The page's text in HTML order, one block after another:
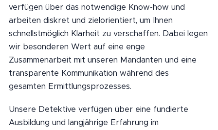
verfügen über das notwendige Know-how und
arbeiten diskret und zielorientiert, um Ihnen
schnellstmöglich Klarheit zu verschaffen. Dabei legen
wir besonderen Wert auf eine enge
Zusammenarbeit mit unseren Mandanten und eine
transparente Kommunikation während des
gesamten Ermittlungsprozesses.
Unsere Detektive verfügen über eine fundierte
Ausbildung und langjährige Erfahrung im